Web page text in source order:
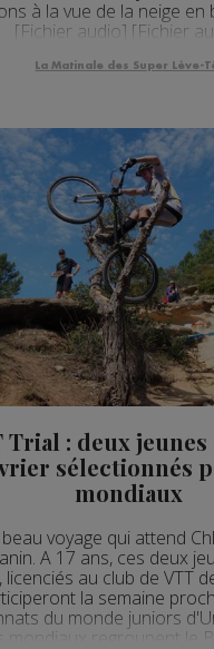
à la vue de la neige en
[Fichier audio] [Fichier
La Matinale des Super Lève-
Trial : deux jeunes
sélectionnés
mondiaux
voyage qui attend
A 17 ans, ces deux
licenciés au club de VTT
la semaine
du monde juniors
mondiaux regroupent le